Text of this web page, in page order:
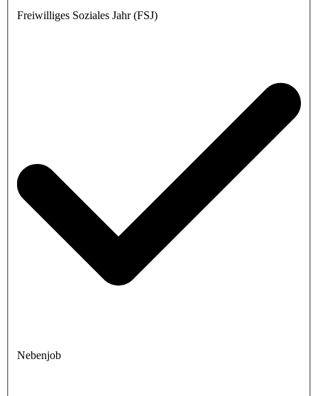
Freiwilliges Soziales Jahr (FSJ)
Nebenjob